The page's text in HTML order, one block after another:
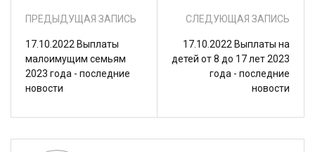
ПРЕДЫДУЩАЯ ЗАПИСЬ
17.10.2022 Выплаты
малоимущим семьям
2023 года - последние
новости
СЛЕДУЮЩАЯ ЗАПИСЬ
17.10.2022 Выплаты на
детей от 8 до 17 лет 2023
года - последние
новости